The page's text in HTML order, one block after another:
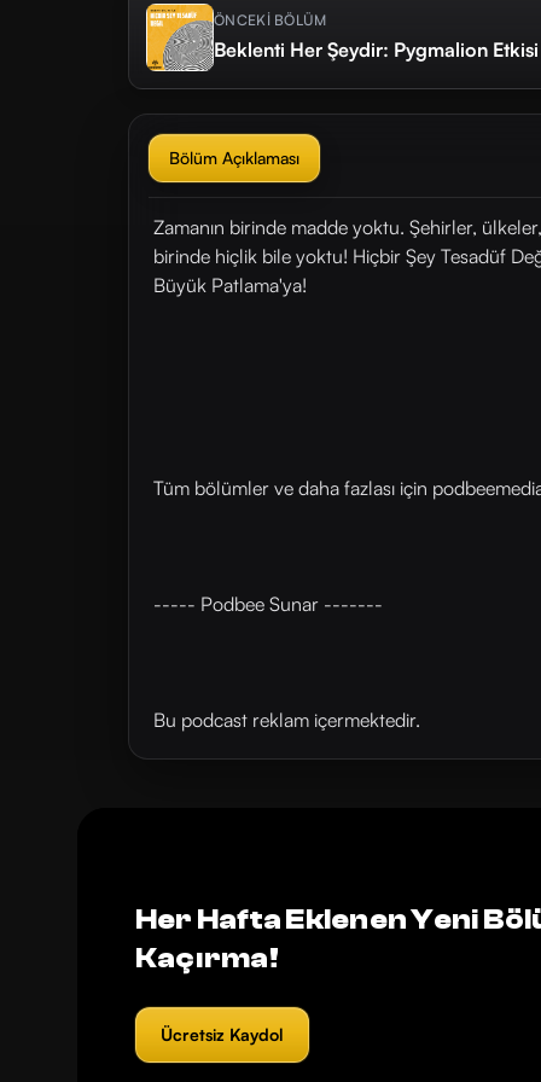
ÖNCEKİ BÖLÜM
Beklenti Her Şeydir: Pygmalion Etkisi
Bölüm Açıklaması
Zamanın birinde madde yoktu. Şehirler,
birinde hiçlik bile yoktu! Hiçbir Şey Tesadüf
Büyük Patlama'ya!
Tüm bölümler ve daha fazlası için
----- Podbee Sunar -------
Bu podcast reklam içermektedir.
Her Hafta Eklenen Yeni
Kaçırma!
Ücretsiz Kaydol